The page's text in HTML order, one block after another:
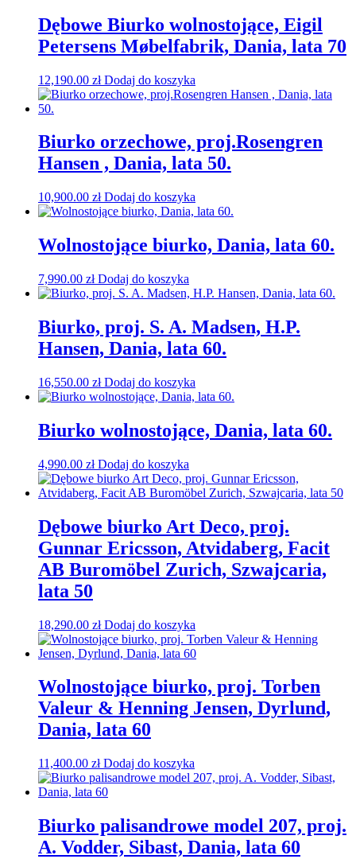
Dębowe Biurko wolnostojące, Eigil
Petersens Møbelfabrik, Dania, lata 70
12,190.00 zł Dodaj do koszyka
Biurko orzechowe, proj.Rosengren
Hansen , Dania, lata 50.
10,900.00 zł Dodaj do koszyka
Wolnostojące biurko, Dania, lata 60.
7,990.00 zł Dodaj do koszyka
Biurko, proj. S. A. Madsen, H.P.
Hansen, Dania, lata 60.
16,550.00 zł Dodaj do koszyka
Biurko wolnostojące, Dania, lata 60.
4,990.00 zł Dodaj do koszyka
Dębowe biurko Art Deco, proj.
Gunnar Ericsson, Atvidaberg, Facit
AB Buromöbel Zurich, Szwajcaria,
lata 50
18,290.00 zł Dodaj do koszyka
Wolnostojące biurko, proj. Torben
Valeur & Henning Jensen, Dyrlund,
Dania, lata 60
11,400.00 zł Dodaj do koszyka
Biurko palisandrowe model 207, proj.
A. Vodder, Sibast, Dania, lata 60